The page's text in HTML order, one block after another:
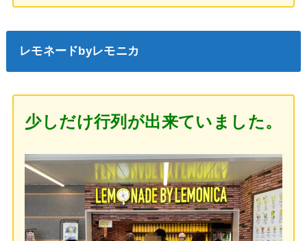
レモネードbyレモニカ
少しだけ行列が出来ていました。